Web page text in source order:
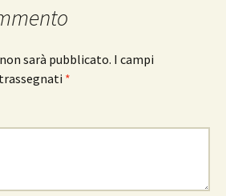
sarà pubblicato. I campi
*